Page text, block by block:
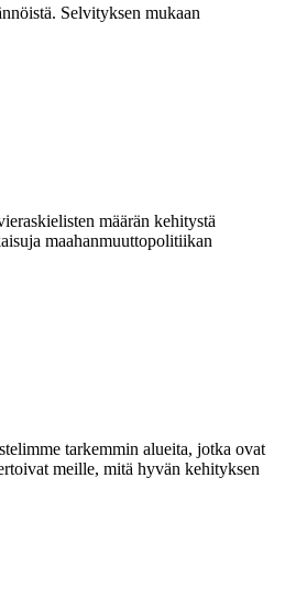
Selvityksen mukaan
määrän kehitystä
maahanmuuttopolitiikan
tarkemmin alueita, jotka ovat
meille, mitä hyvän kehityksen